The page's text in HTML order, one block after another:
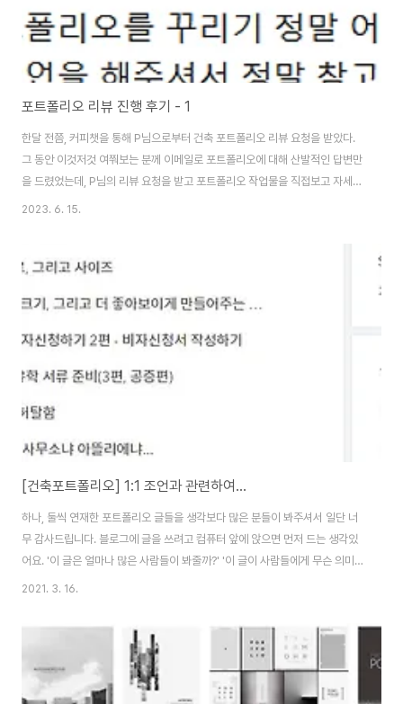
포트폴리오 리뷰 진행 후기 - 1
한달 전쯤, 커피챗을 통해 P님으로부터 건축 포트폴리오 리뷰 요청을 받았다.
그 동안 이것저것 여쭤보는 분께 이메일로 포트폴리오에 대해 산발적인 답변만
을 드렸었는데, P님의 리뷰 요청을 받고 포트폴리오 작업물을 직접보고 자세한
방향을 설명해드린 점은 이번이 처음이었다. 당시에 나는 커피챗 포트폴리오
업물과 내 의견을 주고받았다 (P님과의 리뷰 이후, 커피챗에 부랴부랴 포트폴
게되었다.) P님은 현재 실무자로 해외취업 프로그램에 선발되셔서 해외취업을
목표로 두고 계셨다. 작업 중인 포트..
2023. 6. 15.
[건축포트폴리오] 1:1 조언과 관련하여...
하나, 둘씩 연재한 포트폴리오 글들을 생각보다 많은 분들이 봐주셔서 일단 너
무 감사드립니다. 블로그에 글을 쓰려고 컴퓨터 앞에 앉으면 먼저 드는 생각있
어요. '이 글은 얼마나 많은 사람들이 봐줄까?' '이 글이 사람들에게 무슨 의미
가 있을까?' 라는 생각이 그것입니다. 글을 쓰기전에도, 쓰는 와중에도, 쓰고난
성된 글을 삭제하기도 합니다. 건축포트폴리오 글은 특히나 더 심했던 것 같습
니다. 그래서 고민했던 시간도 길었고, 선정한 각각의 주제에 대해서도 나름의
심혈을 기울여 정했던 것 같습니다. 모든 글을 완성하기까지 2년정도 걸린 것
같네요. 그 덕분인지... 저의 포트폴리오 연재글을 찾아서 많이 방문해 주시고,
2021. 3. 16.